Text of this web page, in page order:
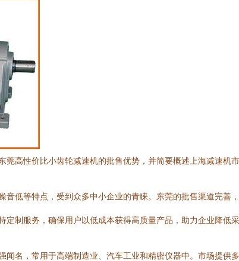
高性价比小齿轮减速机的批售优势，并简要概述上海减速机市
低等特点，受到众多中小企业的青睐。东莞的批售渠道完善
制服务，确保用户以低成本获得高质量产品，助力企业降低采
名，常用于高端制造业、汽车工业和精密仪器中。市场提供